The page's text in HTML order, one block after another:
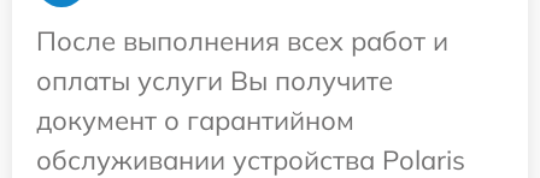
После выполнения всех работ и
оплаты услуги Вы получите
документ о гарантийном
обслуживании устройства Polaris